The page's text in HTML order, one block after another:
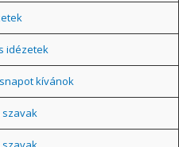
idézetek
kívánok
szavak